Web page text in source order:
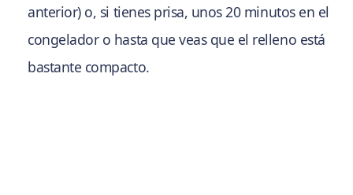
anterior) o, si tienes prisa, unos 20 minutos en el
congelador o hasta que veas que el relleno está
bastante compacto.